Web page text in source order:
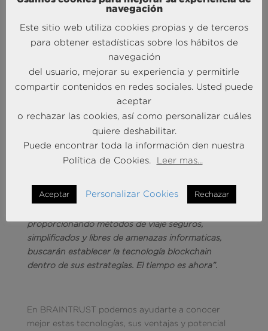
Para Ángel García Butragueño, Co-Director del
Barómetro Turístico BRAINTRUST,“Cualquier
organización que ignore lo que llegará a ser una
tecnología revolucionaria como blockchain, puede
no se adaptaron lo suficientemente rápido a las
distintas disrupciones que ya han tenido lugar”.
Barómetro Turístico BRAINTRUST, “Aquellos
proporcionando métodos de viaje seguros,
simplificados y libres de amenazas informaticas,
buscarán establecer la tecnología blockchain
dentro de sus estrategias. El tiempo es ahora”.
En BRAINTRUST podemos ayudarte a conocer
mejor estas tecnologías, sus ventajas y potencial
navegación
Este sitio web utiliza cookies propias y de terceros
para obtener estadísticas sobre los hábitos de
navegación
del usuario, mejorar su experiencia y permitirle
compartir contenidos en redes sociales. Usted puede
aceptar
o rechazar las cookies, así como personalizar cuáles
quiere deshabilitar.
Puede encontrar toda la información den nuestra
Política de Cookies.
Leer mas...
Aceptar Personalizar Cookies Rechazar